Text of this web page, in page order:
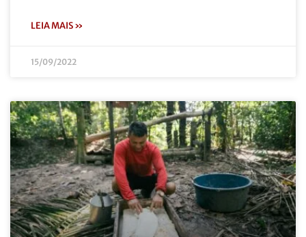
LEIA MAIS »
15/09/2022